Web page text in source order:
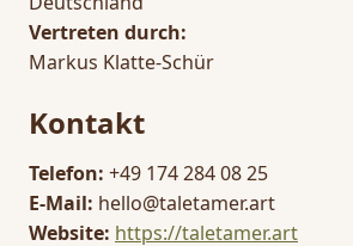
Vertreten durch:
Markus Klatte-Schür
Kontakt
Telefon: +49 174 284 08 25
E-Mail: hello@taletamer.art
Website: https://taletamer.art